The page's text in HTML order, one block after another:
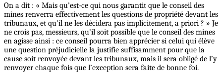
On a dit : « Mais qu’est-ce qui nous garantit que le conseil des
mines renverra effectivement les questions de propriété devant les
tribunaux, et qu’il ne les décidera pas implicitement, a priori ? » Je
ne crois pas, messieurs, qu’il soit possible que le conseil des mines
en agisse ainsi : ce conseil pourra bien apprécier si celui qui élève
une question préjudicielle la justifie suffisamment pour que la
cause soit renvoyée devant les tribunaux, mais il sera obligé de l’y
renvoyer chaque fois que l’exception sera faite de bonne foi.